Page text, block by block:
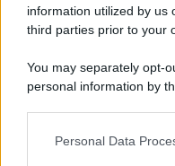
information utilized by us
third parties prior to your
You may separately opt-
personal information by
This information may
Personal Data